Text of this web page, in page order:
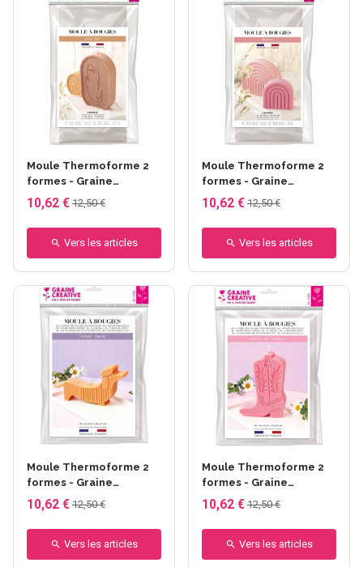
Moule Thermoforme 2
formes - Graine
Créative - Line Arts
10,62 € 12,50 €
Vers les articles
Moule Thermoforme 2
formes - Graine
Créative - Arc en ciel
10,62 € 12,50 €
Vers les articles
Moule Thermoforme 2
formes - Graine
Créative - Teckel
10,62 € 12,50 €
Vers les articles
Moule Thermoforme 2
formes - Graine
Créative - Botte cow-
boy
10,62 € 12,50 €
Vers les articles